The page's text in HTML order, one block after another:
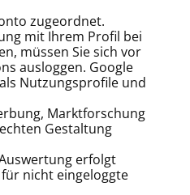
zugeordnet.
mit Ihrem Profil bei
müssen Sie sich vor
ausloggen. Google
Nutzungsprofile und
Marktforschung
Gestaltung
erfolgt
nicht eingeloggte